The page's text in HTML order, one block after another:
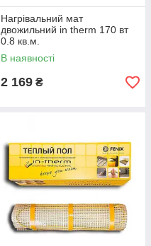
Нагрівальний мат
двожильний in therm 170 вт
0.8 кв.м.
В наявності
2 169 ₴